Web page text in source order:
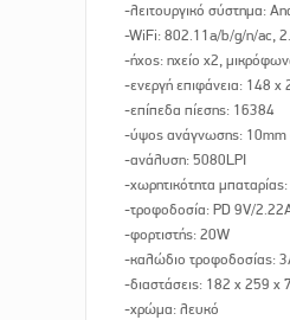
-λειτουργικό σύστημα:
-WiFi: 802.11a/b/g/n/ac,
-ήχος: ηχείο x2,
-ενεργή επιφάνεια: 148 x
-επίπεδα πίεσης: 16384
-ύψος ανάγνωσης: 10mm
-ανάλυση: 5080LPI
-χωρητικότητα
-τροφοδοσία: PD 9V/
-φορτιστής: 20W
-καλώδιο τροφοδοσίας:
-διαστάσεις: 182 x 259 x
-χρώμα: λευκό